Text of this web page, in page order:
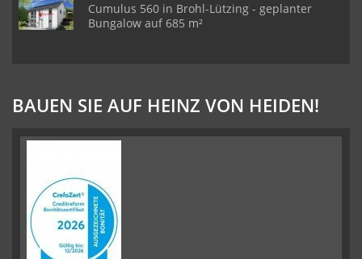
Cumulus 560 in Brohl-Lützing - geplanter
Bungalow auf 685 m²
BAUEN SIE AUF HEINZ VON HEIDEN!